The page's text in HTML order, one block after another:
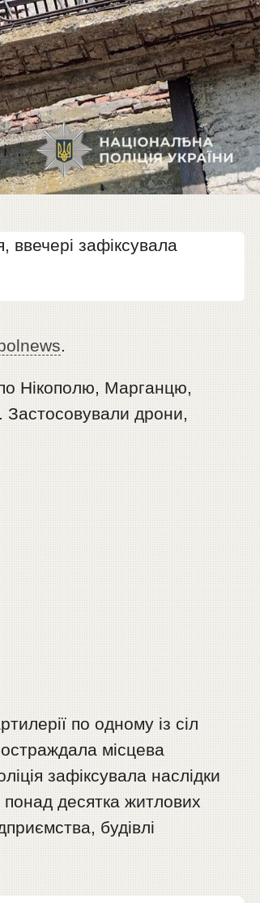
ввечері зафіксувала
.
по Нікополю, Марганцю,
Застосовували дрони,
по одному із сіл
місцева
зафіксувала наслідки
десятка житлових
будівлі